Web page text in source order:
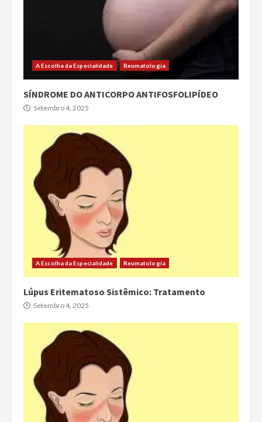
A Escolha da Especialidade Reumatologia
SÍNDROME DO ANTICORPO ANTIFOSFOLIPÍDEO
Setembro 4, 2025
A Escolha da Especialidade Reumatologia
Lúpus Eritematoso Sistêmico: Tratamento
Setembro 4, 2025